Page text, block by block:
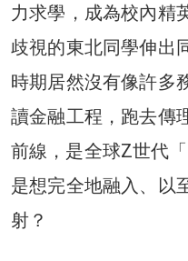
力求學，成為校內精
歧視的東北同學伸出
時期居然沒有像許多
讀金融工程，跑去傳
前線，是全球Z世代
是想完全地融入、以
射？